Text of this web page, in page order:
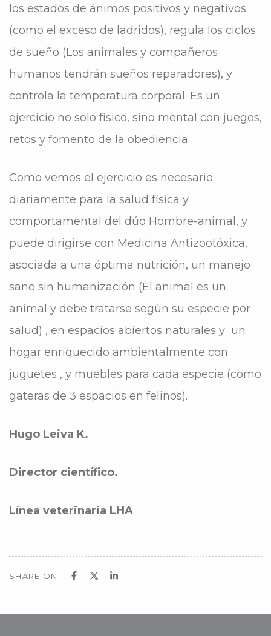
los estados de ánimos positivos y negativos
(como el exceso de ladridos), regula los ciclos
de sueño (Los animales y compañeros
humanos tendrán sueños reparadores), y
controla la temperatura corporal. Es un
ejercicio no solo físico, sino mental con juegos,
retos y fomento de la obediencia.
Como vemos el ejercicio es necesario
diariamente para la salud física y
comportamental del dúo Hombre-animal, y
puede dirigirse con Medicina Antizootóxica,
asociada a una óptima nutrición, un manejo
sano sin humanización (El animal es un
animal y debe tratarse según su especie por
salud) , en espacios abiertos naturales y un
hogar enriquecido ambientalmente con
juguetes , y muebles para cada especie (como
gateras de 3 espacios en felinos).
Hugo Leiva K.
Director científico.
Línea veterinaria LHA
SHARE ON